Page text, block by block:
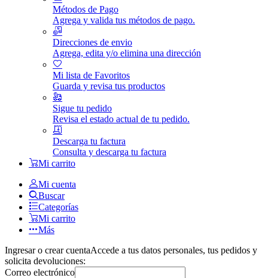
Métodos de Pago
Agrega y valida tus métodos de pago.
Direcciones de envio
Agrega, edita y/o elimina una dirección
Mi lista de Favoritos
Guarda y revisa tus productos
Sigue tu pedido
Revisa el estado actual de tu pedido.
Descarga tu factura
Consulta y descarga tu factura
Mi carrito
Mi cuenta
Buscar
Categorías
Mi carrito
Más
Ingresar o crear cuentaAccede a tus datos personales, tus pedidos y
solicita devoluciones:
Correo electrónico